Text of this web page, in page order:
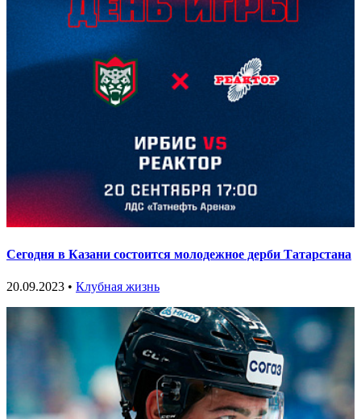
Сегодня в Казани состоится молодежное дерби Татарстана
20.09.2023 • Клубная жизнь